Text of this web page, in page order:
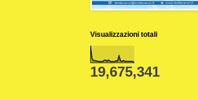
Visualizzazioni totali
19,675,341